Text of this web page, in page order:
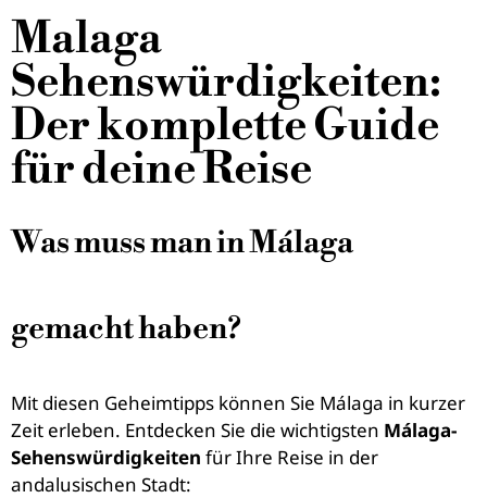
Malaga
Sehenswürdigkeiten:
Der komplette Guide
für deine Reise
Was muss man in Málaga
gemacht haben?
Mit diesen Geheimtipps können Sie Málaga in kurzer
Zeit erleben. Entdecken Sie die wichtigsten Málaga-
Sehenswürdigkeiten für Ihre Reise in der
andalusischen Stadt: